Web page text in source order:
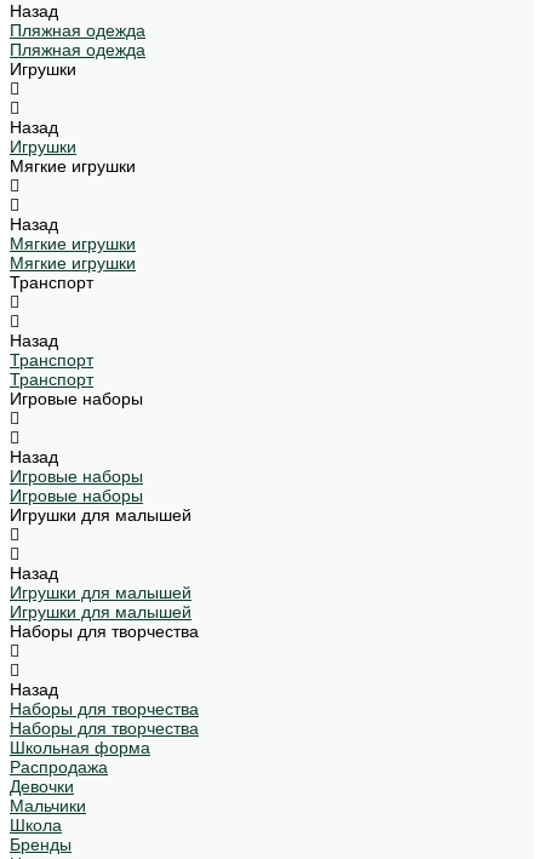
Назад
Пляжная одежда
Пляжная одежда
Игрушки
Назад
Игрушки
Мягкие игрушки
Назад
Мягкие игрушки
Мягкие игрушки
Транспорт
Назад
Транспорт
Транспорт
Игровые наборы
Назад
Игровые наборы
Игровые наборы
Игрушки для малышей
Назад
Игрушки для малышей
Игрушки для малышей
Наборы для творчества
Назад
Наборы для творчества
Наборы для творчества
Школьная форма
Распродажа
Девочки
Мальчики
Школа
Бренды